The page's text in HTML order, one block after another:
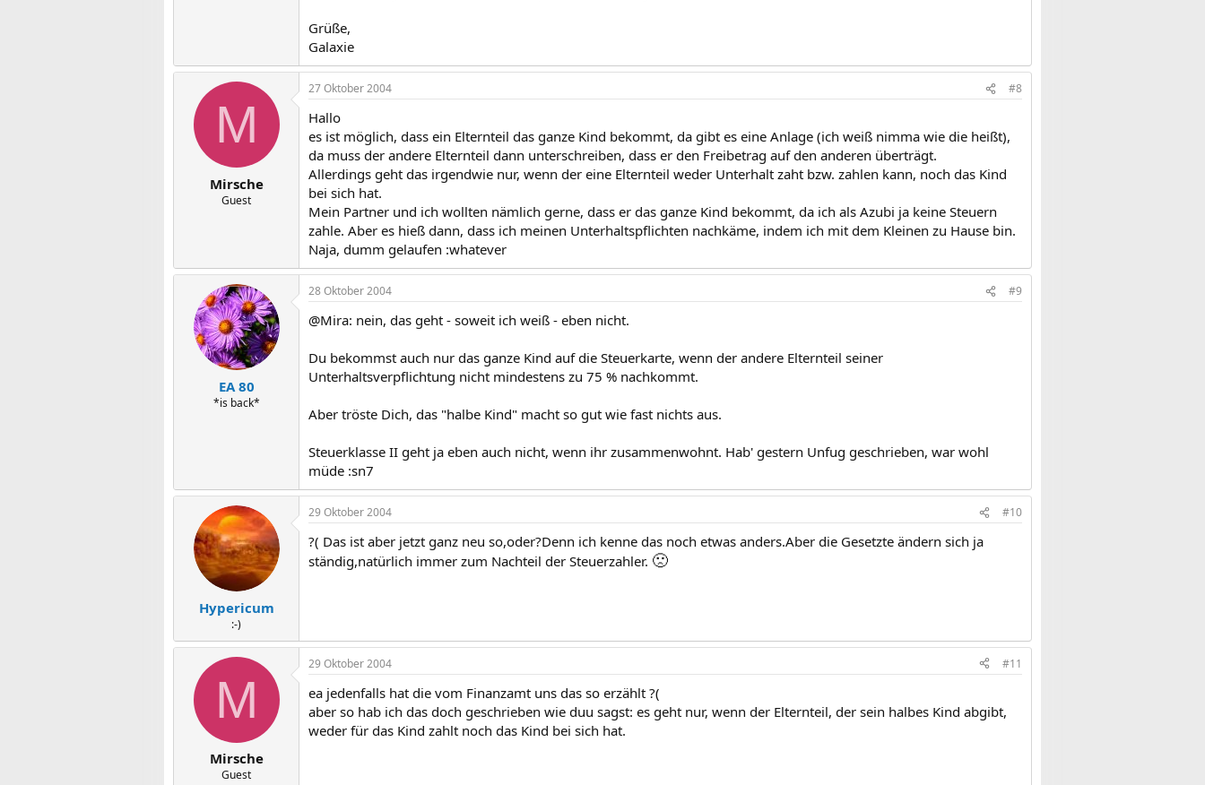
Grüße,
Galaxie
M
Mirsche
Guest
27 Oktober 2004 #8
Hallo
es ist möglich, dass ein Elternteil das ganze Kind bekommt, da gibt es eine Anlage (ich weiß nimma wie die heißt),
da muss der andere Elternteil dann unterschreiben, dass er den Freibetrag auf den anderen überträgt.
Allerdings geht das irgendwie nur, wenn der eine Elternteil weder Unterhalt zaht bzw. zahlen kann, noch das Kind
bei sich hat.
Mein Partner und ich wollten nämlich gerne, dass er das ganze Kind bekommt, da ich als Azubi ja keine Steuern
zahle. Aber es hieß dann, dass ich meinen Unterhaltspflichten nachkäme, indem ich mit dem Kleinen zu Hause bin.
Naja, dumm gelaufen :whatever
EA 80
*is back*
28 Oktober 2004 #9
@Mira: nein, das geht - soweit ich weiß - eben nicht.
Du bekommst auch nur das ganze Kind auf die Steuerkarte, wenn der andere Elternteil seiner
Unterhaltsverpflichtung nicht mindestens zu 75 % nachkommt.
Aber tröste Dich, das "halbe Kind" macht so gut wie fast nichts aus.
Steuerklasse II geht ja eben auch nicht, wenn ihr zusammenwohnt. Hab' gestern Unfug geschrieben, war wohl
müde :sn7
Hypericum
:-)
29 Oktober 2004 #10
?( Das ist aber jetzt ganz neu so,oder?Denn ich kenne das noch etwas anders.Aber die Gesetzte ändern sich ja
ständig,natürlich immer zum Nachteil der Steuerzahler. 🙁
M
Mirsche
Guest
29 Oktober 2004 #11
ea jedenfalls hat die vom Finanzamt uns das so erzählt ?(
aber so hab ich das doch geschrieben wie duu sagst: es geht nur, wenn der Elternteil, der sein halbes Kind abgibt,
weder für das Kind zahlt noch das Kind bei sich hat.